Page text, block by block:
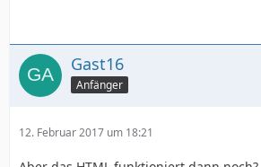
Gast16
Anfänger
12. Februar 2017 um 18:21